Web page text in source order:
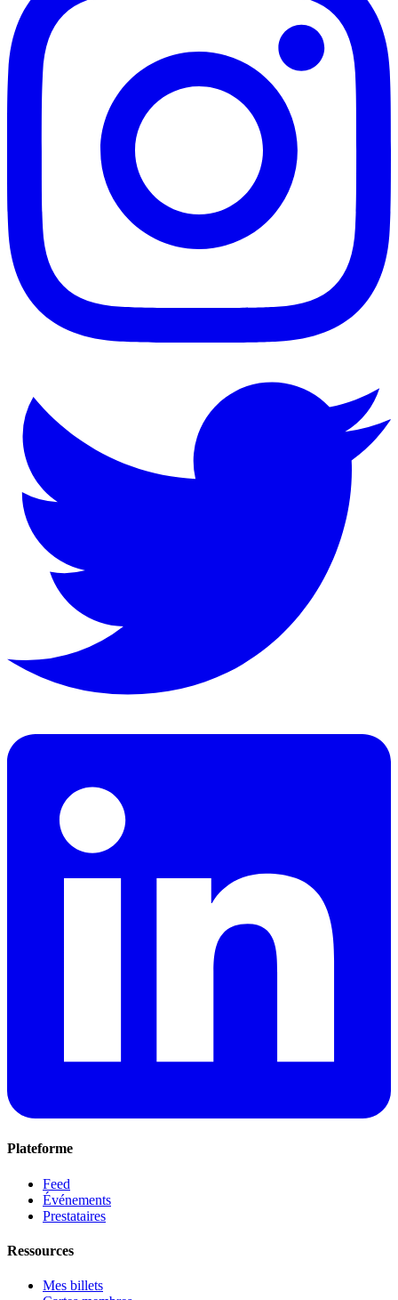
Plateforme
Feed
Événements
Prestataires
Ressources
Mes billets